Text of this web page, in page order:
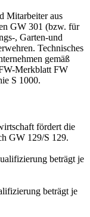
Mitarbeiter aus
GW 301 (bzw. für
, Garten-und
Technisches
gemäß
Merkblatt FW
S 1000.
fördert die
GW 129/S 129.
beträgt je
beträgt je